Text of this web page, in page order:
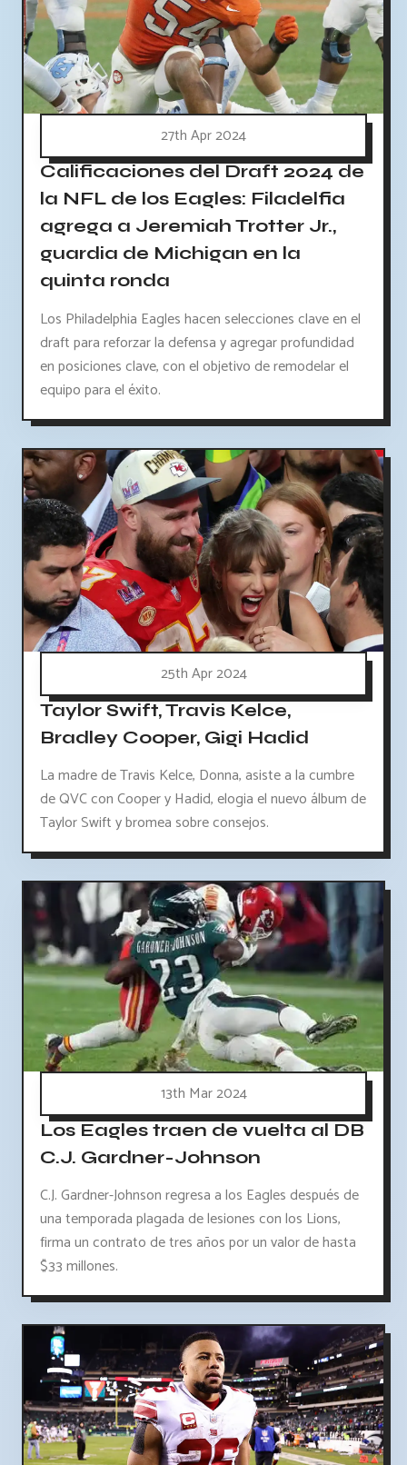
27th Apr 2024
Calificaciones del Draft 2024 de
la NFL de los Eagles: Filadelfia
agrega a Jeremiah Trotter Jr.,
guardia de Michigan en la
quinta ronda
Los Philadelphia Eagles hacen selecciones clave en el
draft para reforzar la defensa y agregar profundidad
en posiciones clave, con el objetivo de remodelar el
equipo para el éxito.
25th Apr 2024
Taylor Swift, Travis Kelce,
Bradley Cooper, Gigi Hadid
La madre de Travis Kelce, Donna, asiste a la cumbre
de QVC con Cooper y Hadid, elogia el nuevo álbum de
Taylor Swift y bromea sobre consejos.
13th Mar 2024
Los Eagles traen de vuelta al DB
C.J. Gardner-Johnson
C.J. Gardner-Johnson regresa a los Eagles después de
una temporada plagada de lesiones con los Lions,
firma un contrato de tres años por un valor de hasta
$33 millones.